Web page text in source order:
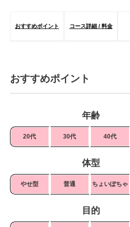
おすすめポイント コース詳細 / 料金
おすすめポイント
年齢
20代 30代 40代
体型
やせ型 普通 ちょいぽちゃ
目的